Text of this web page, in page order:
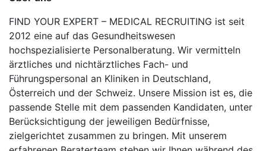
FIND YOUR EXPERT – MEDICAL RECRUITING ist seit
2012 eine auf das Gesundheitswesen
hochspezialisierte Personalberatung. Wir vermitteln
ärztliches und nichtärztliches Fach- und
Führungspersonal an Kliniken in Deutschland,
Österreich und der Schweiz. Unsere Mission ist es, die
passende Stelle mit dem passenden Kandidaten, unter
Berücksichtigung der jeweiligen Bedürfnisse,
zielgerichtet zusammen zu bringen. Mit unserem